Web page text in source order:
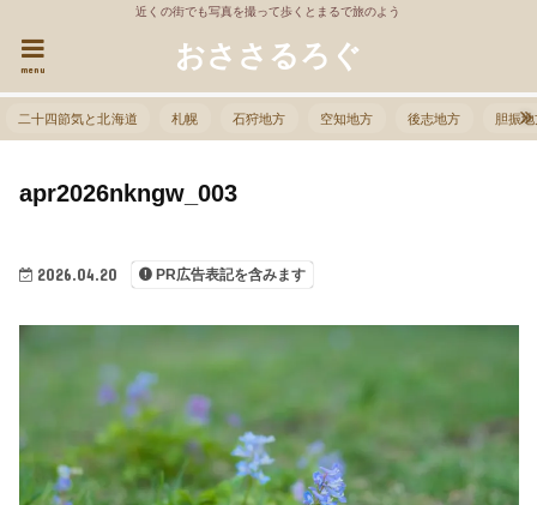
近くの街でも写真を撮って歩くとまるで旅のよう
おささるろぐ
menu
二十四節気と北海道 札幌 石狩地方 空知地方 後志地方 胆振
2026.04.20 PR広告表記を含みます
apr2026nkngw_003